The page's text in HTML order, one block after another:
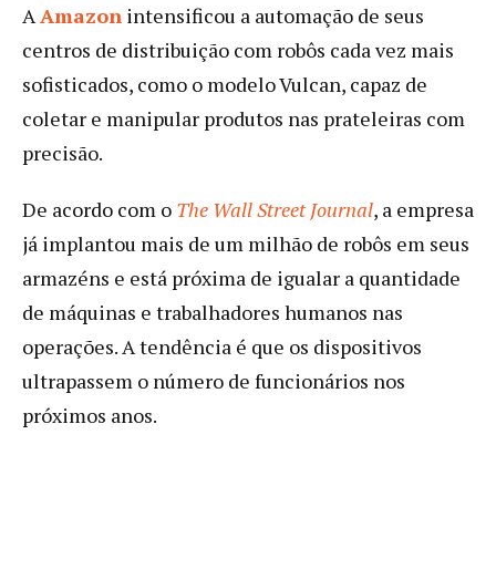
AAmazon intensificou a automação de seus
centros de distribuição com robôs cada vez mais
sofisticados, como o modelo Vulcan, capaz de
coletar e manipular produtos nas prateleiras com
precisão.
De acordo com o The Wall Street Journal, a empresa
já implantou mais de um milhão de robôs em seus
armazéns e está próxima de igualar a quantidade
de máquinas e trabalhadores humanos nas
operações. A tendência é que os dispositivos
ultrapassem o número de funcionários nos
próximos anos.